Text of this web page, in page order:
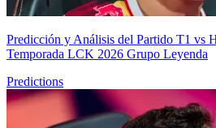
Predicción y Análisis del Partido T1 vs
Temporada LCK 2026 Grupo Leyenda
Predictions